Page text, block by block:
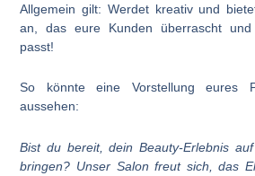
Allgemein gilt: Werdet kreativ und
an, das eure Kunden überrascht
passt!
So könnte eine Vorstellung eures
aussehen:
Bist du bereit, dein Beauty-Erlebnis
bringen? Unser Salon freut sich, das